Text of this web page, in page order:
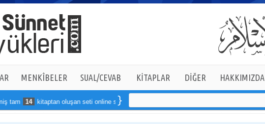
MENKÎBELER SUAL/CEVAB KİTAPLAR DİĞER HAKKIMIZDA
kitaptan oluşan seti online sipariş verebilirsiniz